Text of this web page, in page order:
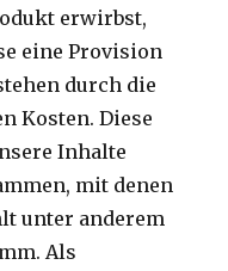
erwirbst,
eine Provision
durch die
Kosten. Diese
Inhalte
mit denen
unter anderem
Als